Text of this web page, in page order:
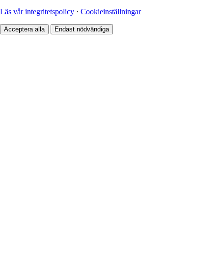
Läs vår integritetspolicy · Cookieinställningar
Acceptera alla Endast nödvändiga